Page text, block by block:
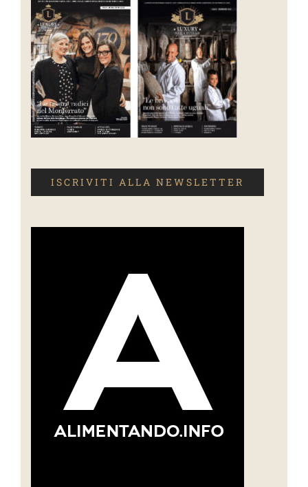
ISCRIVITI ALLA NEWSLETTER